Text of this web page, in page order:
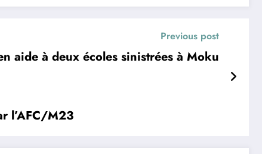
Previous post
aide à deux écoles sinistrées à Moku
l’AFC/M23